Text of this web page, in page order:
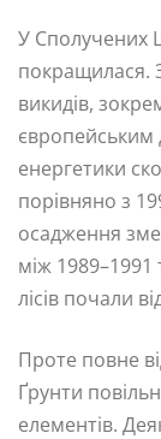
У Сполучених
покращилася.
викидів,
європейським
енергетики
порівняно з
осадження
між 1989–1991
лісів почали
Проте повне
Ґрунти
елементів.